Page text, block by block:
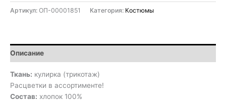
Артикул: ОП-00001851 Категория: Костюмы
Описание
Ткань: кулирка (трикотаж)
Расцветки в ассортименте!
Состав: хлопок 100%